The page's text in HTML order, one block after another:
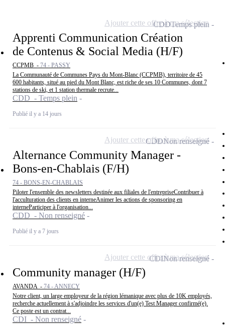
Apprenti Communication Création
de Contenus & Social Media (H/F)
CCPMB - 74 - PASSY
La Communauté de Communes Pays du Mont-Blanc (CCPMB), territoire de 45
600 habitants, situé au pied du Mont Blanc, est riche de ses 10 Communes, dont 7
stations de ski, et 1 station thermale recrute...
CDD - Temps plein
Publié il y a 14 jours
CDDTemps plein
Ajouter cette offre à ma sélection
Alternance Community Manager -
Bons-en-Chablais (F/H)
74 - BONS-EN-CHABLAIS
Piloter l'ensemble des newsletters destinée aux filiales de l'entrepriseContribuer à
l'acculturation des clients en interneAnimer les actions de sponsoring en
interneParticiper à l'organisation...
CDD - Non renseigné
Publié il y a 7 jours
CDDNon renseigné
Ajouter cette offre à ma sélection
Community manager (H/F)
AVANDA - 74 - ANNECY
Notre client, un large employeur de la région lémanique avec plus de 10K employés,
recherche actuellement à s'adjoindre les services d'un(e) Test Manager confirmé(e).
Ce poste est un contrat...
CDI - Non renseigné
CDINon renseigné
Ajouter cette offre à ma sélection